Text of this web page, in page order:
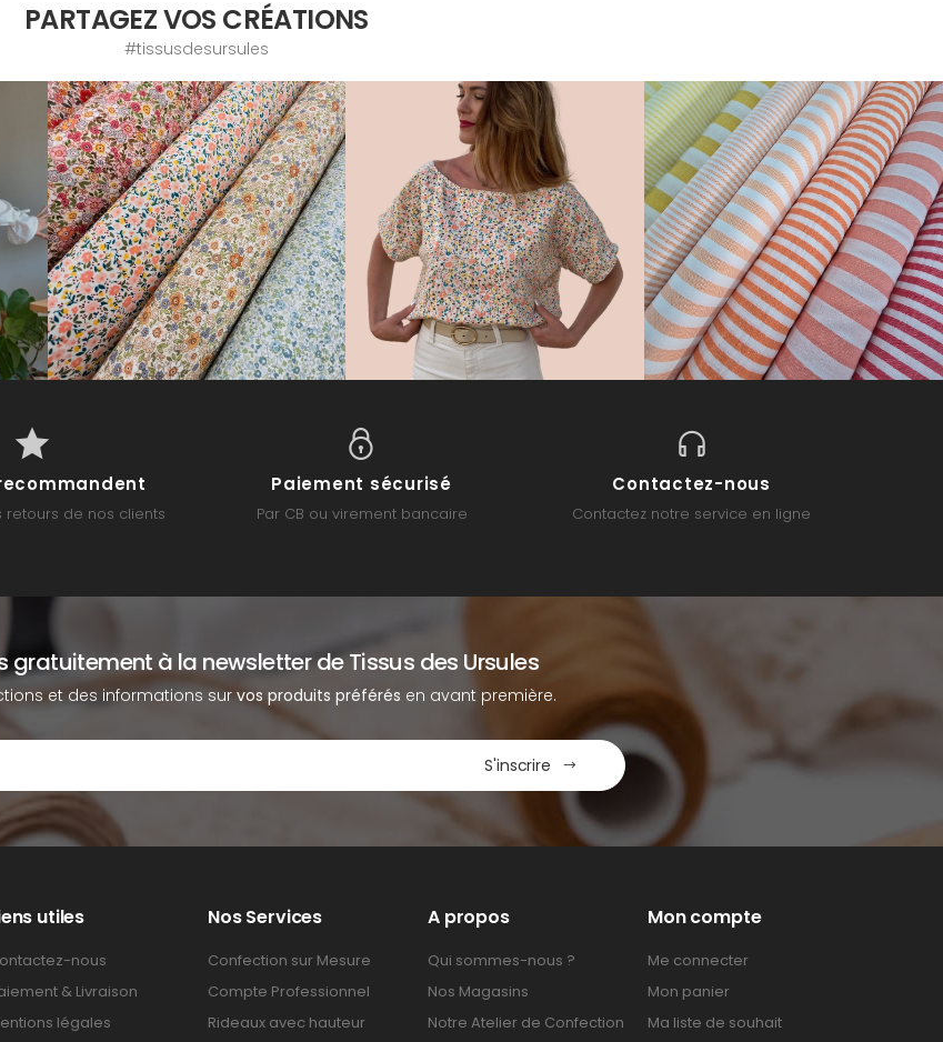
PARTAGEZ VOS CRÉATIONS
#tissusdesursules
retours de nos clients
Paiement sécurisé
Par CB ou virement bancaire
Contactez-nous
Contactez notre service en ligne
gratuitement à la newsletter de Tissus des Ursules
et des informations survos produits préférés en avant première.
S'inscrire
utiles
nous
& Livraison
légales
Nos Services
Confection sur Mesure
Compte Professionnel
Rideaux avec hauteur
A propos
Qui sommes-nous ?
Nos Magasins
Notre Atelier de Confection
Mon compte
Me connecter
Mon panier
Ma liste de souhait